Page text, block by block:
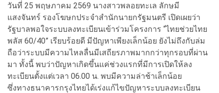
วันที่ 25 พฤษภาคม 2569 นางสาวพลอยทะเล ลักษมี
แสงจันทร์ รองโฆษกประจำสำนักนายกรัฐมนตรี เปิดเผยว่า
รัฐบาลพอใจระบบลงทะเบียนเข้าร่วมโครงการ “ไทยช่วยไทย
พลัส 60/40” เรียบร้อยดี มีปัญหาเพียงเล็กน้อย ยังไม่ถึงกับล่ม
ถือว่าระบบมีความไหลลื่นมีเสถียรภาพมากกว่าทุกรอบที่ผ่าน
มา ทั้งนี้ พบว่าปัญหาเกิดขึ้นแค่ช่วงแรกที่มีการเปิดให้ลง
ทะเบียนตั้งแต่เวลา 06.00 น. พบมีความล่าช้าเล็กน้อย
ซึ่งทางธนาคารกรุงไทยได้เร่งแก้ไขปัญหาระบบลงทะเบียน